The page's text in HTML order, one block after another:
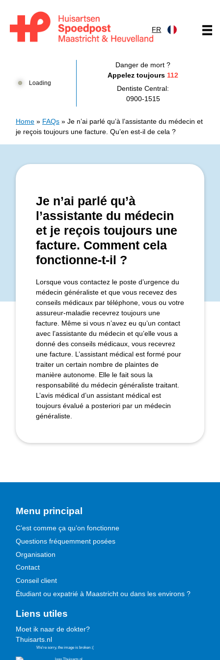
FR
Loading
Danger de mort ?
Appelez toujours 112
Dentiste Central:
0900-1515
Home » FAQs » Je n’ai parlé qu’à l’assistante du médecin et
je reçois toujours une facture. Qu’en est-il de cela ?
Je n’ai parlé qu’à
l’assistante du médecin
et je reçois toujours une
facture. Comment cela
fonctionne-t-il ?
Lorsque vous contactez le poste d’urgence du
médecin généraliste et que vous recevez des
conseils médicaux par téléphone, vous ou votre
assureur-maladie recevrez toujours une
facture. Même si vous n’avez eu qu’un contact
avec l’assistante du médecin et qu’elle vous a
donné des conseils médicaux, vous recevrez
une facture. L’assistant médical est formé pour
traiter un certain nombre de plaintes de
manière autonome. Elle le fait sous la
responsabilité du médecin généraliste traitant.
L’avis médical d’un assistant médical est
toujours évalué a posteriori par un médecin
généraliste.
Menu principal
C’est comme ça qu’on fonctionne
Questions fréquemment posées
Organisation
Contact
Conseil client
Étudiant ou expatrié à Maastricht ou dans les environs ?
Liens utiles
Moet ik naar de dokter?
Thuisarts.nl